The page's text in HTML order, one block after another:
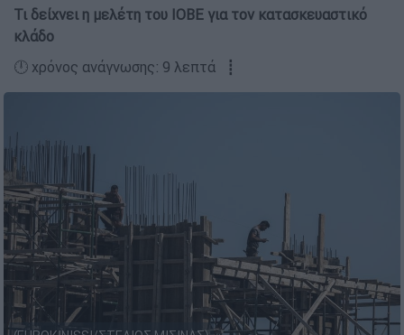
Τι δείχνει η μελέτη του ΙΟΒΕ για τον κατασκευαστικό
κλάδο
🕛 χρόνος ανάγνωσης: 9 λεπτά ┋